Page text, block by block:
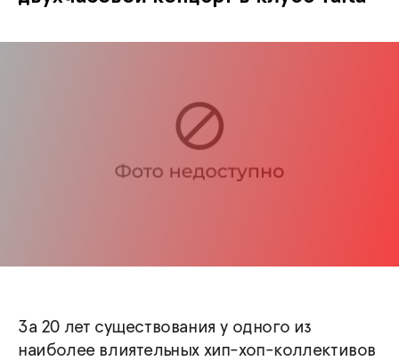
За 20 лет существования у одного из
наиболее влиятельных хип-хоп-коллективов